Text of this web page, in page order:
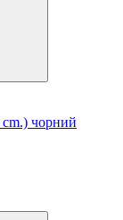
чорний